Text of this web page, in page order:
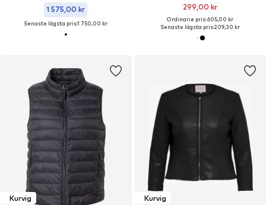
1 575,00 kr
Senaste lägsta pris:1 750,00 kr
299,00 kr
Ordinarie pris: 605,00 kr
Senaste lägsta pris:209,30 kr
Kurvig
Kurvig